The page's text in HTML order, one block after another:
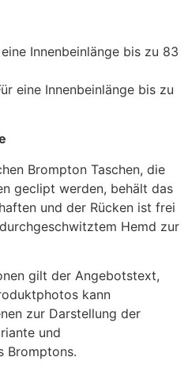
Innenbeinlänge bis zu 83
eine Innenbeinlänge bis zu
Brompton Taschen, die
geclipt werden, behält das
und der Rücken ist frei
Hemd zur
gilt der Angebotstext,
kann
zur Darstellung der
und
Bromptons.